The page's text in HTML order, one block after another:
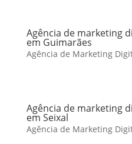
Agência de marketing
em Guimarães
Agência de Marketing
Agência de marketing
em Seixal
Agência de Marketing